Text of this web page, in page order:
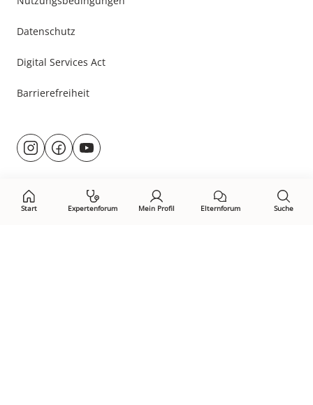
Start Expertenforum Mein Profil Elternforum Suche
Datenschutz
Digital Services Act
Barrierefreiheit
Besuche
uns@rund.ums.baby
facebook.com/rundumsbaby.de
youtube.com/@rundumsbaby_